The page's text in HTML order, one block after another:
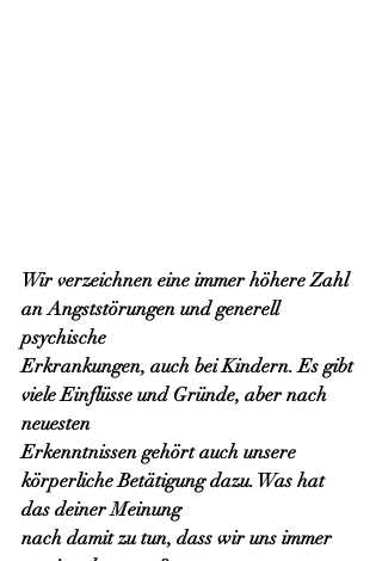
Wir verzeichnen eine immer höhere Zahl
an Angststörungen und generell
psychische
Erkrankungen, auch bei Kindern. Es gibt
viele Einflüsse und Gründe, aber nach
neuesten
Erkenntnissen gehört auch unsere
körperliche Betätigung dazu. Was hat
das deiner Meinung
nach damit zu tun, dass wir uns immer